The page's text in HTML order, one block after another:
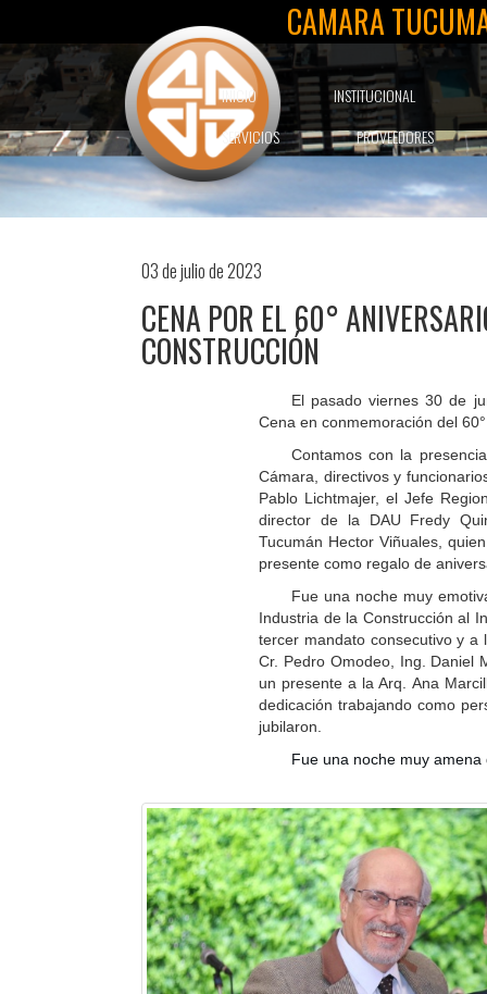
CAMARA
INICIO
INSTITUCIONAL
SERVICIOS
PROVEEDORES
03 de julio de 2023
CENA POR EL 60°
CONSTRUCCIÓN
El pasado viernes 30 de
Cena en conmemoración del
Contamos con la
Cámara, directivos y
Pablo Lichtmajer, el Jefe
director de la DAU Fredy
Tucumán Hector Viñuales,
presente como regalo de
Fue una noche muy
Industria de la Construcción al
tercer mandato consecutivo y a
Cr. Pedro Omodeo, Ing. Daniel
un presente a la Arq. Ana
dedicación trabajando como
jubilaron.
Fue una noche muy